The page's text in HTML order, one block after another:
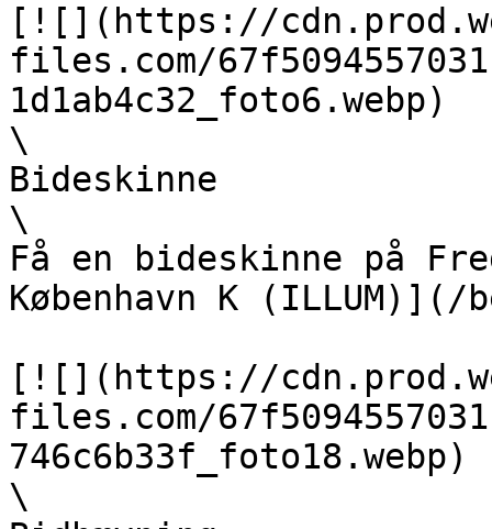
[![](https://
files.com/
1d1ab4c32_foto6.webp)
\
Bideskinne
\
Få en bideskinne på
København K
[![](https://
files.com/
\